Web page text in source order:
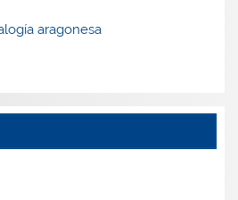
aragonesa